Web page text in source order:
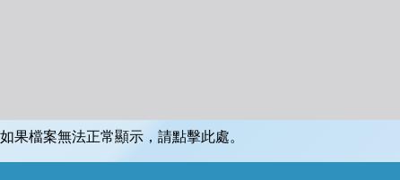
如果檔案無法正常顯示，請點擊此處。